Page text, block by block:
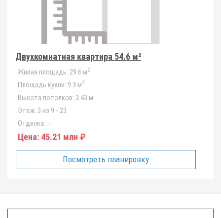
Двухкомнатная квартира 54.6 м²
Жилая площадь: 29.6 м2
Площадь кухни: 9.3 м2
Высота потолков: 3.43 м
Этаж: 3 из 9 - 23
Отделка: —
Цена: 45.21 млн ₽
Посмотреть планировку